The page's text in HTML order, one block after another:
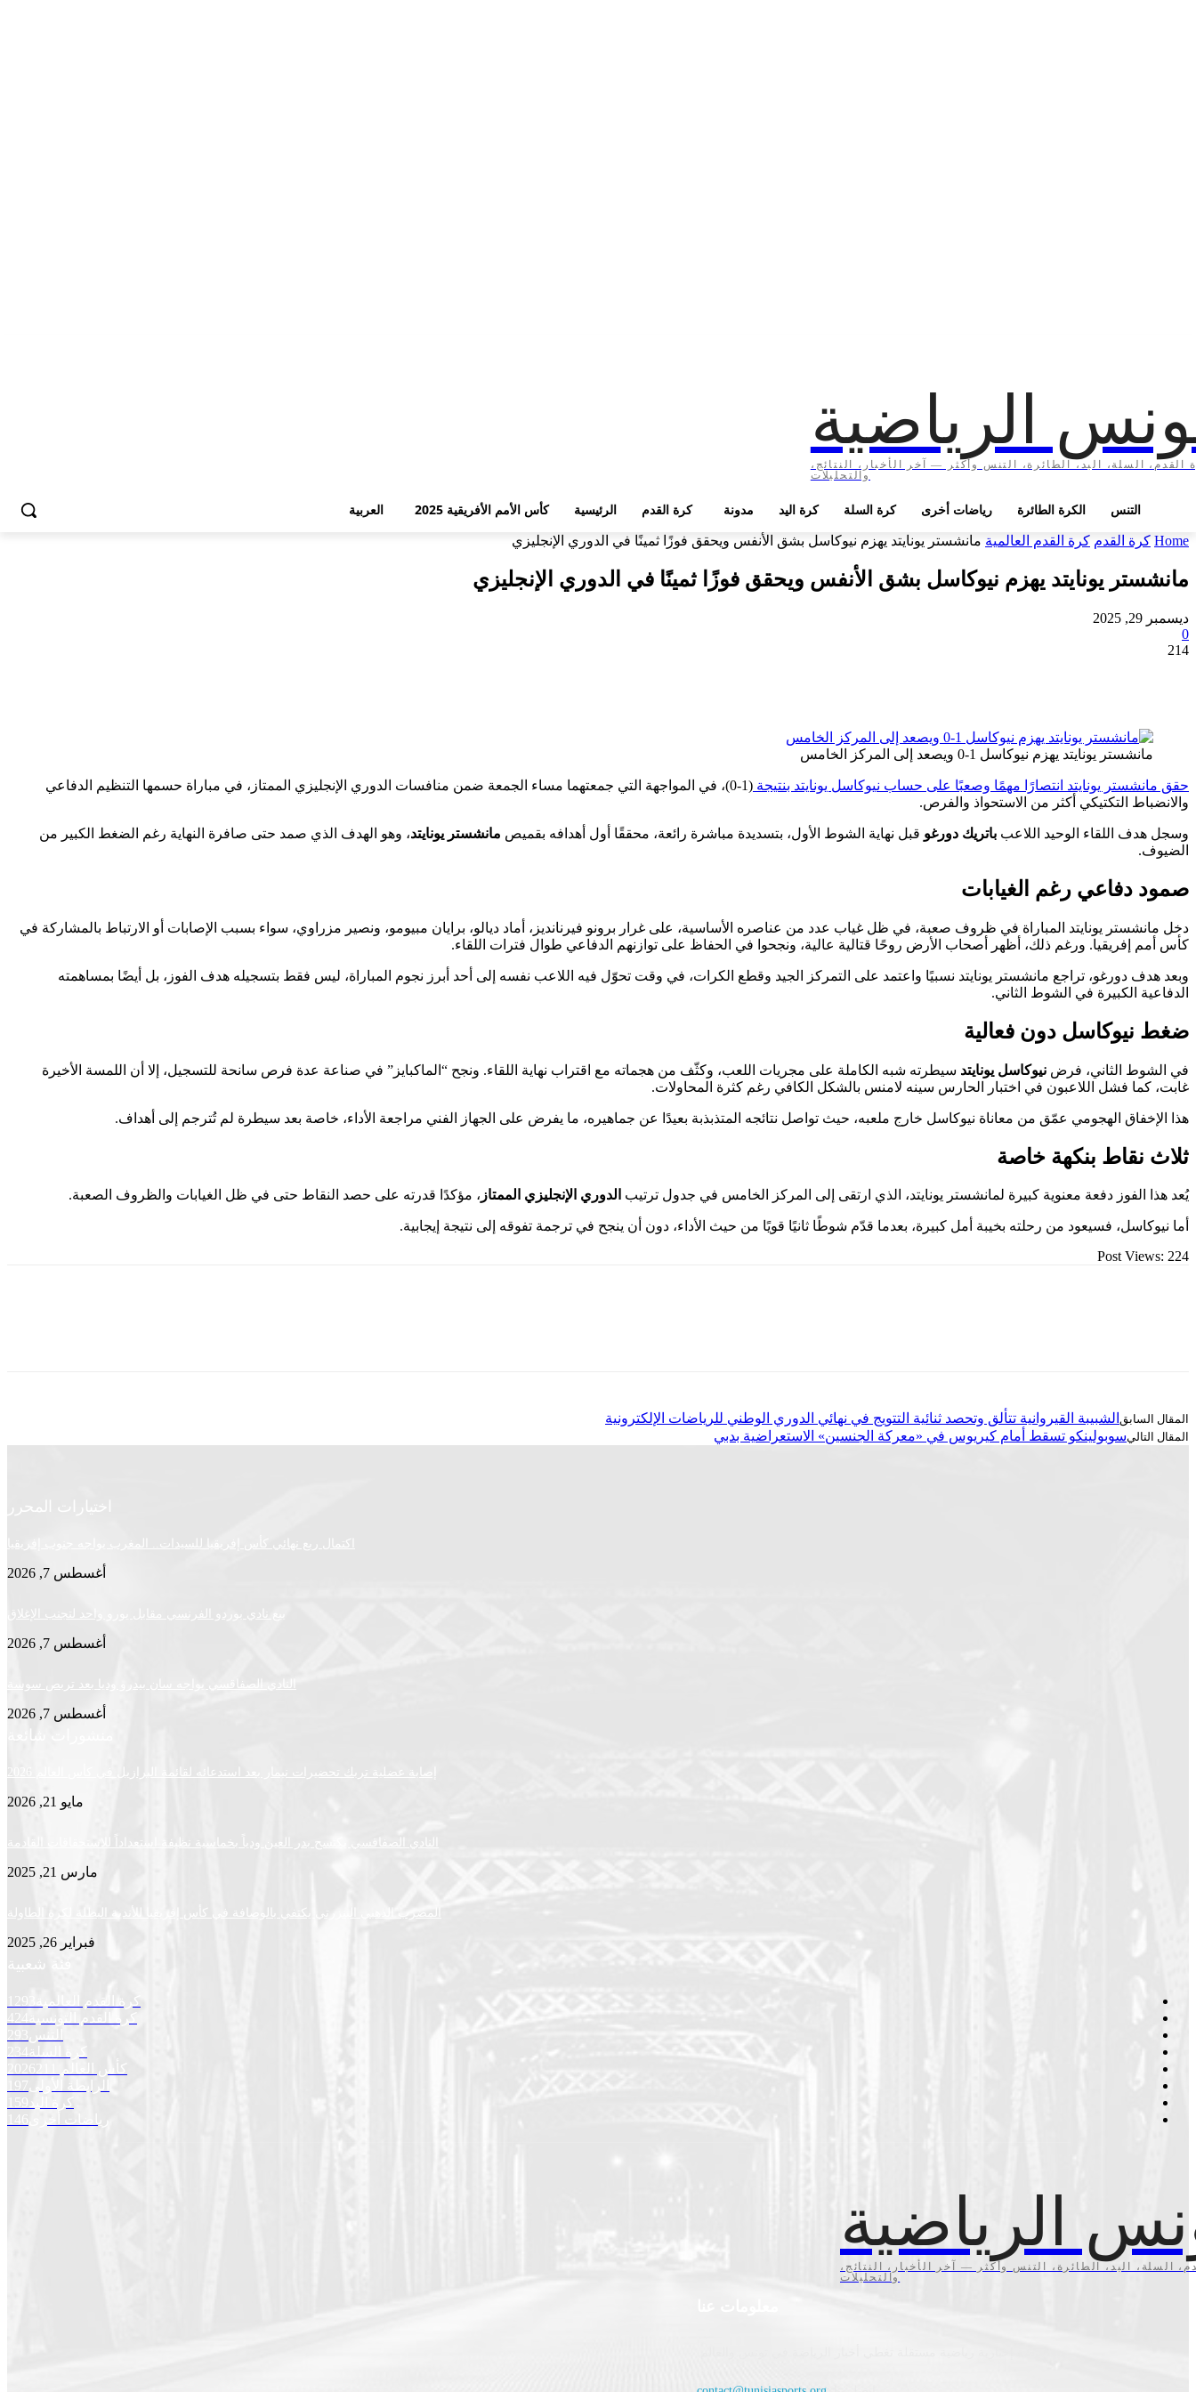
الرياضية
القدم، السلة، اليد، الطائرة، التنس وأكثر — آخر الأخبار، النتائج،
والتحليلات
التنس الكرة الطائرة رياضات أخرى كرة السلة كرة اليد مدونة كرة القدم الرئيسية كأس الأمم الأفريقية 2025 العربية
Home كرة القدم كرة القدم العالمية مانشستر يونايتد يهزم نيوكاسل بشق الأنفس ويحقق فوزًا ثمينًا في الدوري الإنجليزي
مانشستر يونايتد يهزم نيوكاسل بشق الأنفس ويحقق فوزًا ثمينًا في الدوري الإنجليزي
ديسمبر 29, 2025
0
214
مانشستر يونايتد يهزم نيوكاسل 1-0 ويصعد إلى المركز الخامس
حقق مانشستر يونايتد انتصارًا مهمًا وصعبًا على حساب نيوكاسل يونايتد بنتيجة
(1-0)، في المواجهة التي جمعتهما مساء الجمعة ضمن منافسات الدوري الإنجليزي الممتاز، في مباراة حسمها التنظيم الدفاعي
والانضباط التكتيكي أكثر من الاستحواذ والفرص.
وسجل هدف اللقاء الوحيد اللاعب باتريك دورغو قبل نهاية الشوط الأول، بتسديدة مباشرة رائعة، محققًا أول أهدافه بقميص مانشستر يونايتد، وهو الهدف الذي صمد حتى صافرة النهاية رغم الضغط الكبير من
الضيوف.
صمود دفاعي رغم الغيابات
دخل مانشستر يونايتد المباراة في ظروف صعبة، في ظل غياب عدد من عناصره الأساسية، على غرار برونو فيرنانديز، أماد ديالو، برايان مبيومو، ونصير مزراوي، سواء بسبب الإصابات أو الارتباط بالمشاركة في
كأس أمم إفريقيا. ورغم ذلك، أظهر أصحاب الأرض روحًا قتالية عالية، ونجحوا في الحفاظ على توازنهم الدفاعي طوال فترات اللقاء.
وبعد هدف دورغو، تراجع مانشستر يونايتد نسبيًا واعتمد على التمركز الجيد وقطع الكرات، في وقت تحوّل فيه اللاعب نفسه إلى أحد أبرز نجوم المباراة، ليس فقط بتسجيله هدف الفوز، بل أيضًا بمساهمته
الدفاعية الكبيرة في الشوط الثاني.
ضغط نيوكاسل دون فعالية
في الشوط الثاني، فرض نيوكاسل يونايتد سيطرته شبه الكاملة على مجريات اللعب، وكثّف من هجماته مع اقتراب نهاية اللقاء. ونجح “الماكبايز” في صناعة عدة فرص سانحة للتسجيل، إلا أن اللمسة الأخيرة
غابت، كما فشل اللاعبون في اختبار الحارس سينه لامنس بالشكل الكافي رغم كثرة المحاولات.
هذا الإخفاق الهجومي عمّق من معاناة نيوكاسل خارج ملعبه، حيث تواصل نتائجه المتذبذبة بعيدًا عن جماهيره، ما يفرض على الجهاز الفني مراجعة الأداء، خاصة بعد سيطرة لم تُترجم إلى أهداف.
ثلاث نقاط بنكهة خاصة
يُعد هذا الفوز دفعة معنوية كبيرة لمانشستر يونايتد، الذي ارتقى إلى المركز الخامس في جدول ترتيب الدوري الإنجليزي الممتاز ، مؤكدًا قدرته على حصد النقاط حتى في ظل الغيابات والظروف الصعبة.
أما نيوكاسل، فسيعود من رحلته بخيبة أمل كبيرة، بعدما قدّم شوطًا ثانيًا قويًا من حيث الأداء، دون أن ينجح في ترجمة تفوقه إلى نتيجة إيجابية.
Post Views: 224
الشبيبة القيروانية تتألق وتحصد ثنائية التتويج في نهائي الدوري الوطني للرياضات الإلكترونية
سوبولينكو تسقط أمام كيريوس في «معركة الجنسين» الاستعراضية بدبي
اختيارات المحرر
اكتمال ربع نهائي كأس إفريقيا للسيدات.. المغرب يواجه جنوب إفريقيا
أغسطس 7, 2026
بيع نادي بوردو الفرنسي مقابل يورو واحد لتجنب الإغلاق
أغسطس 7, 2026
النادي الصفاقسي يواجه سان بيدرو وديا بعد تربص سوسة
أغسطس 7, 2026
منشورات شائعة
إصابة عضلية تربك تحضيرات نيمار بعد استدعائه لقائمة البرازيل في كأس العالم 2026
مايو 21, 2026
النادي الصفاقسي يكتسح بدر العين ودياً بخماسية نظيفة استعداداً للاستحقاقات القادمة
مارس 21, 2025
المضرب الذهبي البنزرتي يكتفي بالوصافة في كأس إفريقيا للأندية البطلة لكرة الطاولة
فبراير 26, 2025
فئة شعبية
كرة القدم العالمية
1293
كرة القدم التونسية
424
التنس
293
كرة السلة234
كأس العالم 2026
211
الرابطة الأولى197
كرة اليد159
رياضات أخرى 146
الرياضية
السلة، اليد، الطائرة، التنس وأكثر — آخر الأخبار، النتائج،
والتحليلات